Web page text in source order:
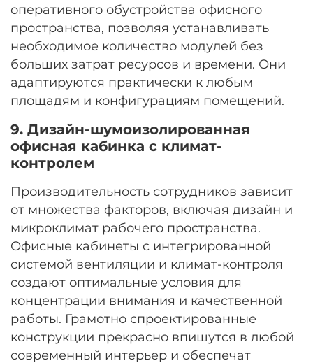
оперативного обустройства офисного
пространства, позволяя устанавливать
необходимое количество модулей без
больших затрат ресурсов и времени. Они
адаптируются практически к любым
площадям и конфигурациям помещений.
9. Дизайн-шумоизолированная
офисная кабинка с климат-
контролем
Производительность сотрудников зависит
от множества факторов, включая дизайн и
микроклимат рабочего пространства.
Офисные кабинеты с интегрированной
системой вентиляции и климат-контроля
создают оптимальные условия для
концентрации внимания и качественной
работы. Грамотно спроектированные
конструкции прекрасно впишутся в любой
современный интерьер и обеспечат